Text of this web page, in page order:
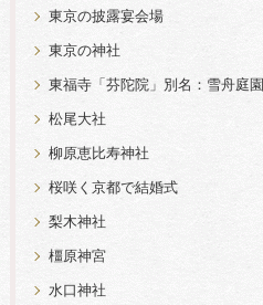
東京の披露宴会場
東京の神社
東福寺「芬陀院」別名：雪舟庭園
松尾大社
柳原恵比寿神社
桜咲く京都で結婚式
梨木神社
橿原神宮
水口神社